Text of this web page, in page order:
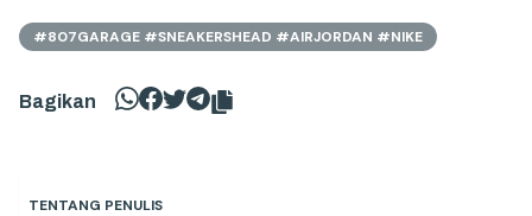
#807GARAGE #SNEAKERSHEAD #AIRJORDAN #NIKE
Bagikan
TENTANG PENULIS